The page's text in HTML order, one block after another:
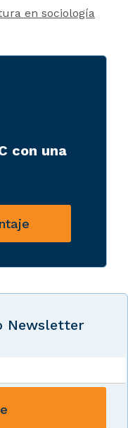
en sociología
con una
Newsletter